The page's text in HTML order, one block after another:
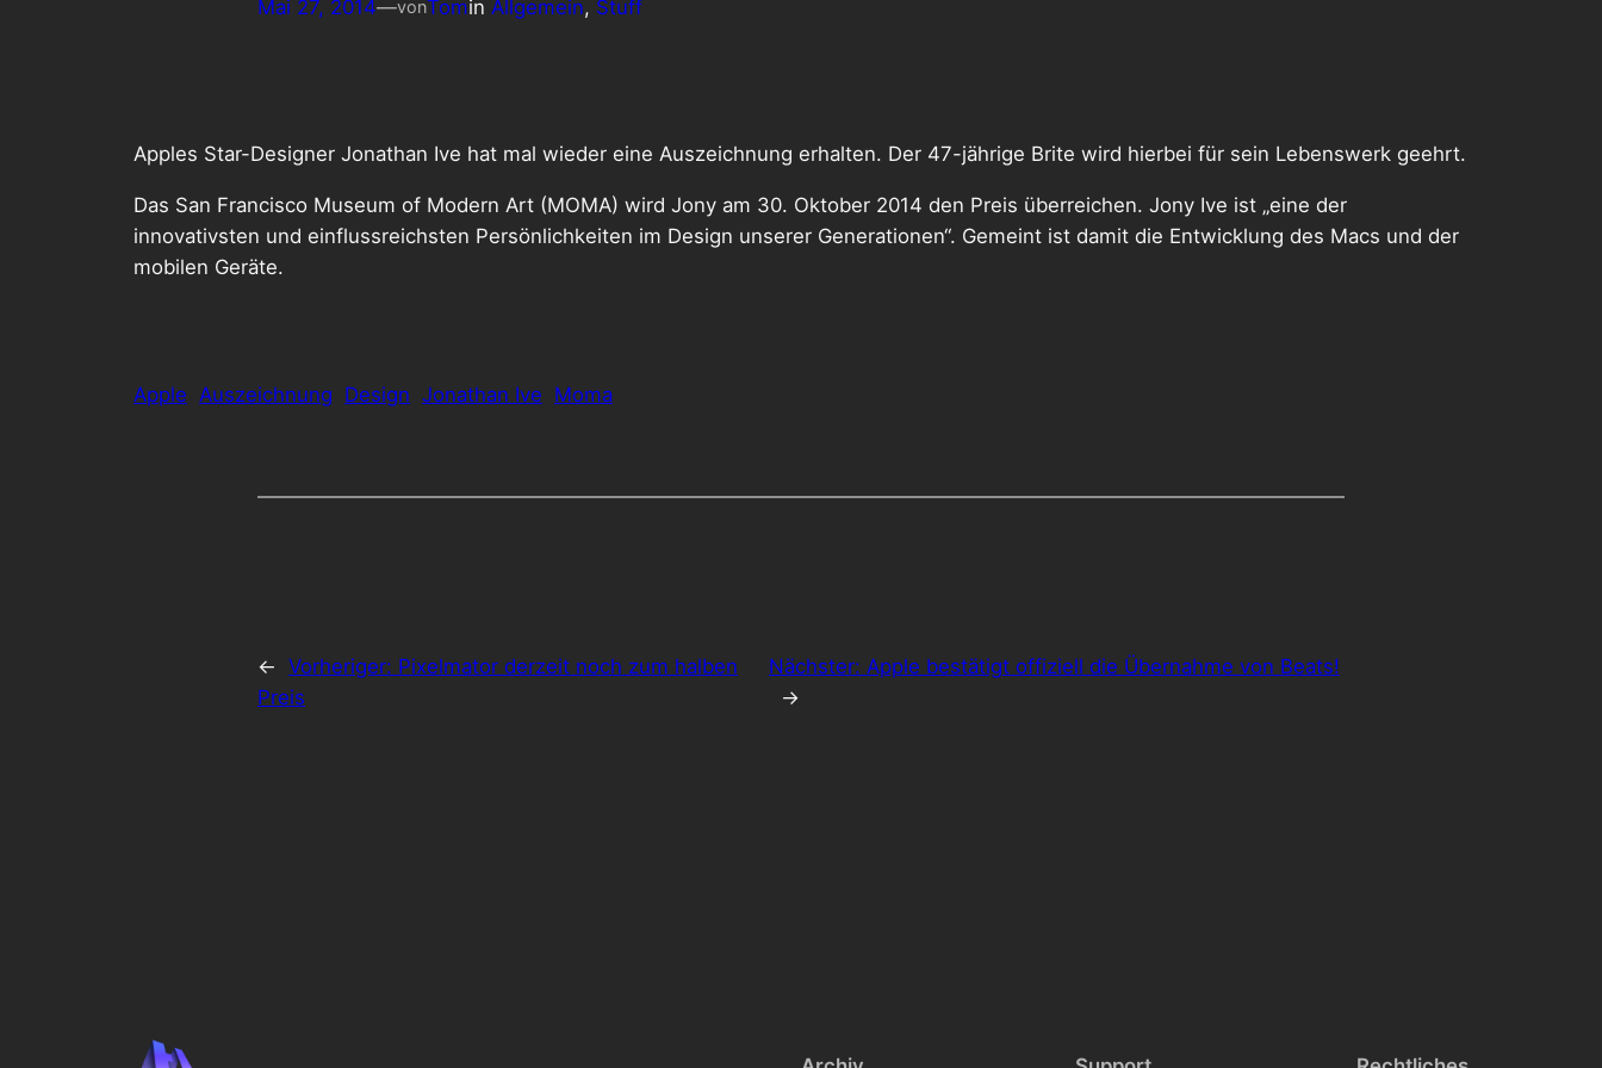
Mai 27, 2014—vonTomin Allgemein, Stuff
Apples Star-Designer Jonathan Ive hat mal wieder eine Auszeichnung erhalten. Der 47-jährige Brite wird hierbei für sein Lebenswerk geehrt.
Das San Francisco Museum of Modern Art (MOMA) wird Jony am 30. Oktober 2014 den Preis überreichen. Jony Ive ist „eine der
innovativsten und einflussreichsten Persönlichkeiten im Design unserer Generationen“. Gemeint ist damit die Entwicklung des Macs und der
mobilen Geräte.
Apple Auszeichnung Design Jonathan Ive Moma
← Vorheriger: Pixelmator derzeit noch zum halben
Preis
Nächster: Apple bestätigt offiziell die Übernahme von Beats!
→